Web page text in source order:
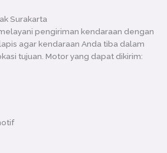
Surakarta
pengiriman kendaraan dengan
agar kendaraan Anda tiba dalam
tujuan. Motor yang dapat dikirim: